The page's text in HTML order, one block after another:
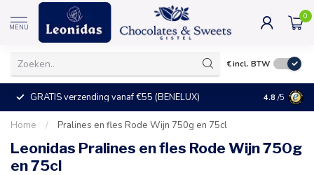
MENU
0
€incl. BTW
GRATIS verzending vanaf €55 (BENELUX) +25°C =
4.8 /5
Home / Pralines en fles Rode Wijn 750g en 75cl
Leonidas Pralines en fles Rode Wijn 750g
en 75cl